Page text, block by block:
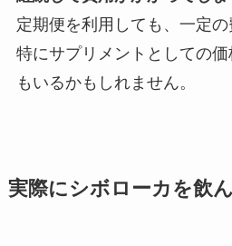
定期便を利用しても、一定の
特にサプリメントとしての
もいるかもしれません。
実際にシボローカを飲